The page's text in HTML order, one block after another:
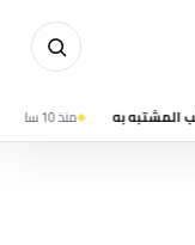
منذ 10 ساعة مقتل شخصين وإصابة 13 في تفجير